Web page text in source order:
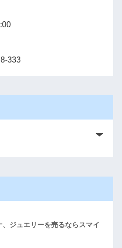
333
、ジュエリーを売るならスマイ